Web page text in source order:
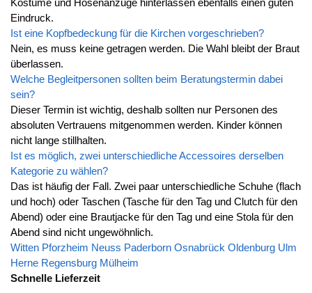
Kostüme und Hosenanzüge hinterlassen ebenfalls einen guten
Eindruck.
Ist eine Kopfbedeckung für die Kirchen vorgeschrieben?
Nein, es muss keine getragen werden. Die Wahl bleibt der Braut
überlassen.
Welche Begleitpersonen sollten beim Beratungstermin dabei
sein?
Dieser Termin ist wichtig, deshalb sollten nur Personen des
absoluten Vertrauens mitgenommen werden. Kinder können
nicht lange stillhalten.
Ist es möglich, zwei unterschiedliche Accessoires derselben
Kategorie zu wählen?
Das ist häufig der Fall. Zwei paar unterschiedliche Schuhe (flach
und hoch) oder Taschen (Tasche für den Tag und Clutch für den
Abend) oder eine Brautjacke für den Tag und eine Stola für den
Abend sind nicht ungewöhnlich.
Witten Pforzheim Neuss Paderborn Osnabrück Oldenburg Ulm
Herne Regensburg Mülheim
Schnelle Lieferzeit